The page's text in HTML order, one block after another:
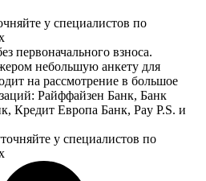
у специалистов по
первоначального взноса.
небольшую анкету для
на рассмотрение в большое
Райффайзен Банк, Банк
Кредит Европа Банк, Pay P.S. и
у специалистов по